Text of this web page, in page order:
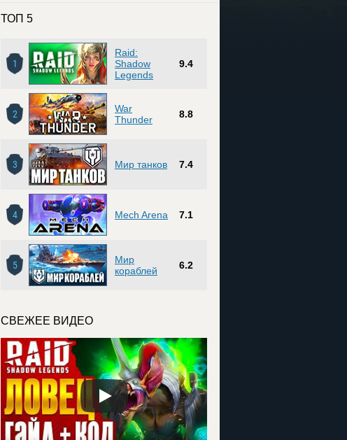
ТОП 5
1
Raid:
Shadow
Legends
9.4
2
War
Thunder
8.8
3 Мир танков 7.4
4 Mech Arena 7.1
5
Мир
кораблей
6.2
СВЕЖЕЕ ВИДЕО